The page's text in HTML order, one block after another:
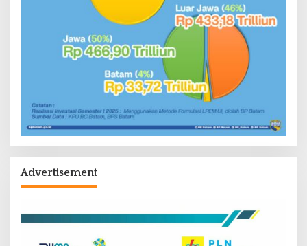
Advertisement